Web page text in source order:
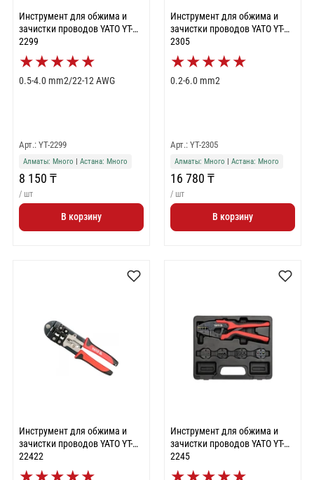
Инструмент для обжима и
зачистки проводов YATO YT-
2299
★★★★★
0.5-4.0 mm2/22-12 AWG
Арт.: YT-2299
Алматы: Много | Астана: Много
8 150 ₸
/ шт
В корзину
Инструмент для обжима и
зачистки проводов YATO YT-
2305
★★★★★
0.2-6.0 mm2
Арт.: YT-2305
Алматы: Много | Астана: Много
16 780 ₸
/ шт
В корзину
Инструмент для обжима и
зачистки проводов YATO YT-
22422
Инструмент для обжима и
зачистки проводов YATO YT-
2245